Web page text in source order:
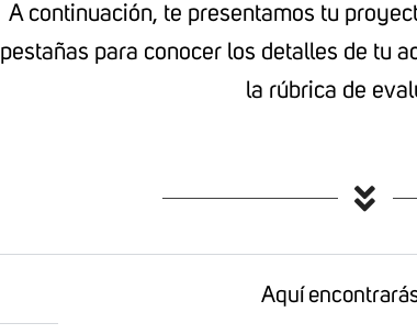
A continuación, te presentamos tu
pestañas para conocer los detalles de tu
la rúbrica de
Aquí